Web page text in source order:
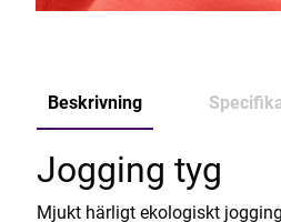
Beskrivning
Jogging tyg
Mjukt härligt ekologiskt